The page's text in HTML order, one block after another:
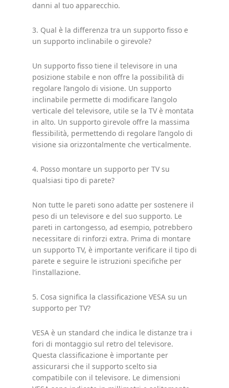
danni al tuo apparecchio.
3. Qual è la differenza tra un supporto fisso e
un supporto inclinabile o girevole?
Un supporto fisso tiene il televisore in una
posizione stabile e non offre la possibilità di
regolare l’angolo di visione. Un supporto
inclinabile permette di modificare l’angolo
verticale del televisore, utile se la TV è montata
in alto. Un supporto girevole offre la massima
flessibilità, permettendo di regolare l’angolo di
visione sia orizzontalmente che verticalmente.
4. Posso montare un supporto per TV su
qualsiasi tipo di parete?
Non tutte le pareti sono adatte per sostenere il
peso di un televisore e del suo supporto. Le
pareti in cartongesso, ad esempio, potrebbero
necessitare di rinforzi extra. Prima di montare
un supporto TV, è importante verificare il tipo di
parete e seguire le istruzioni specifiche per
l’installazione.
5. Cosa significa la classificazione VESA su un
supporto per TV?
VESA è un standard che indica le distanze tra i
fori di montaggio sul retro del televisore.
Questa classificazione è importante per
assicurarsi che il supporto scelto sia
compatibile con il televisore. Le dimensioni